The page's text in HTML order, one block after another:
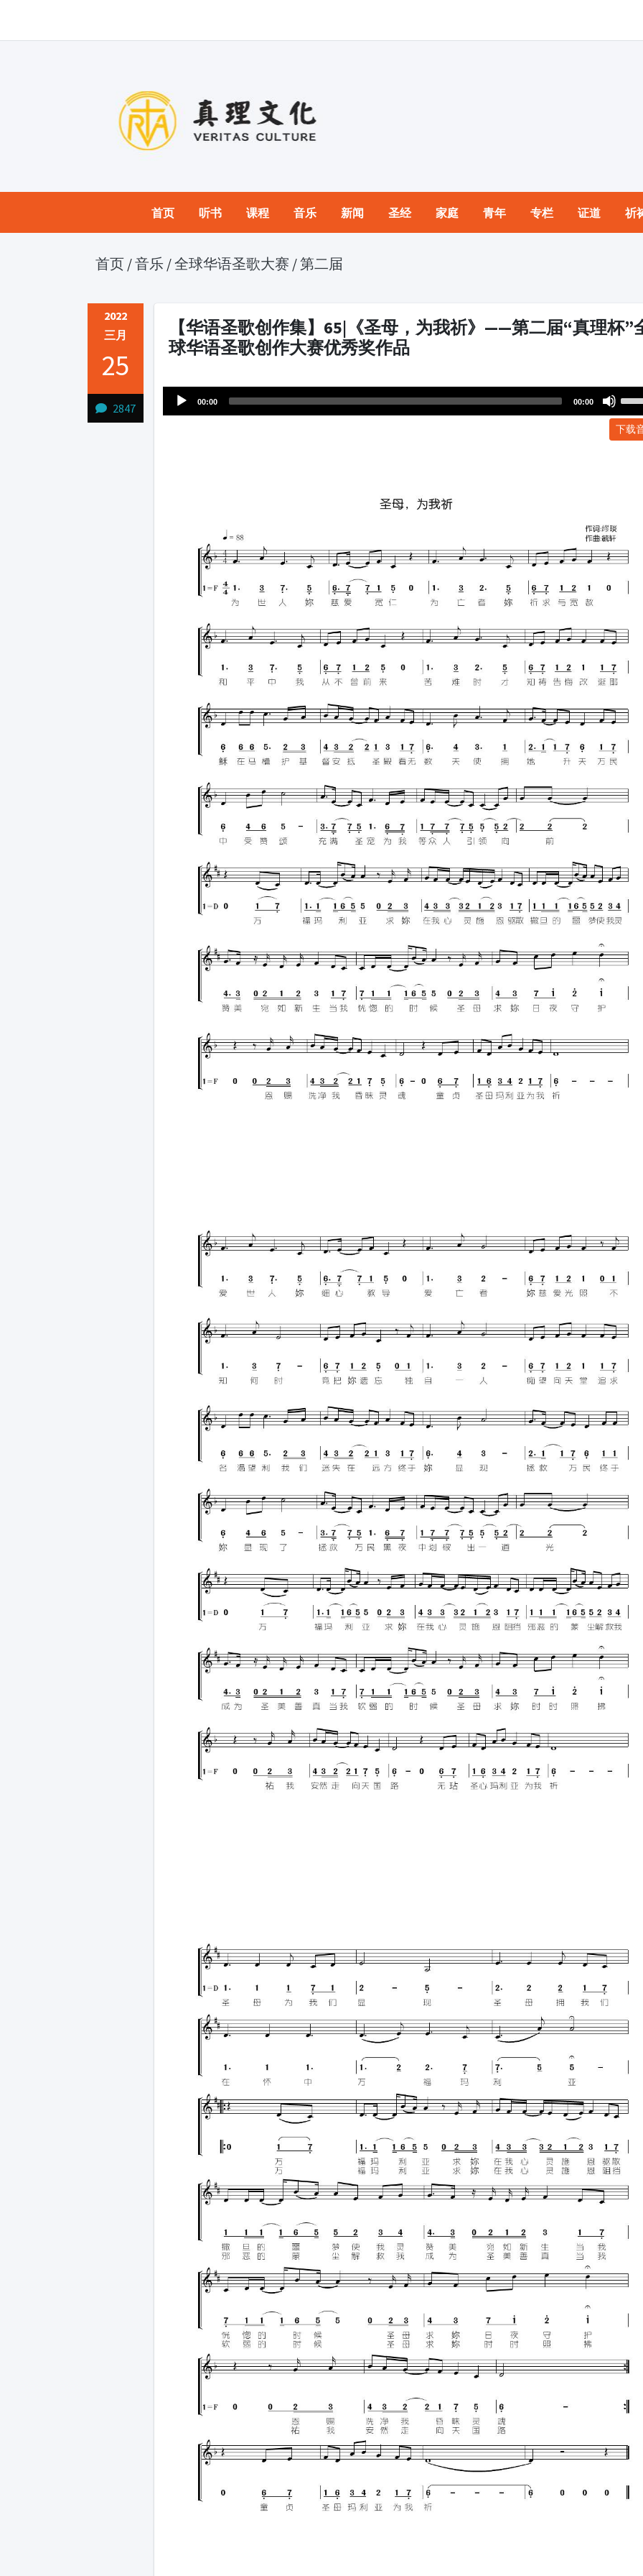
首页 听书 课程 音乐 新闻 圣经 家庭 青年 专栏 证道 祈
首页 /音乐 /全球华语圣歌大赛 /第二届
2022
三月
25
2847
【华语圣歌创作集】65|《圣母，为我祈》——第二届“真理杯”
球华语圣歌创作大赛优秀奖作品
Player
00:00 00:00
下载